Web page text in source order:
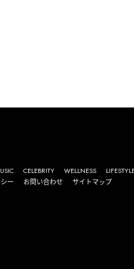
CELEBRITY WELLNESS
ー お問い合わせ サイトマップ